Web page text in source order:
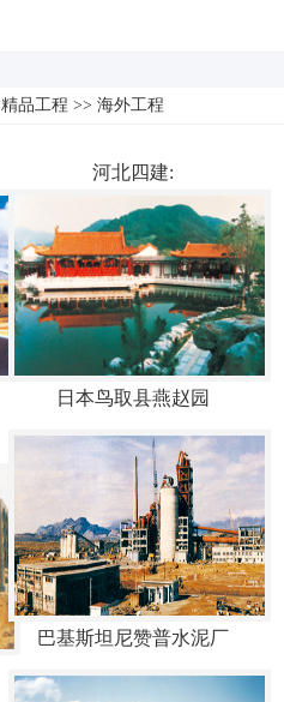
精品工程 >> 海外工程
河北四建:
日本鸟取县燕赵园
巴基斯坦尼赞普水泥厂